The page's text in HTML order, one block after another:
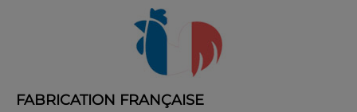
FABRICATION FRANÇAISE